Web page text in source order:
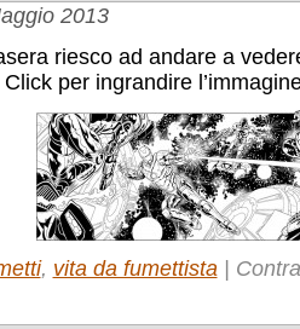
2013
riesco ad andare a
per ingrandire
, vita da fumettista|